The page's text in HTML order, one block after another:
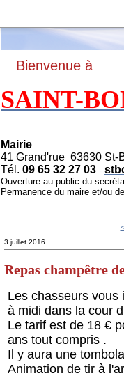
Bienvenue à
SAINT-
Mairie
41 Grand'rue 63630 St-
Tél. 09 65 32 27 03 -
Ouverture au public du
Permanence du maire et/ou
3 juillet 2016
Repas champêtre
Les chasseurs vous
à midi dans la cour
Le tarif est de 18 €
ans tout compris .
Il y aura une
Animation de tir à